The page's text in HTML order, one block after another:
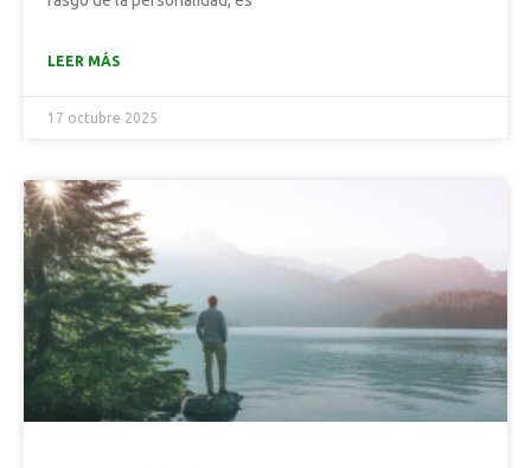
LEER MÁS
17 octubre 2025